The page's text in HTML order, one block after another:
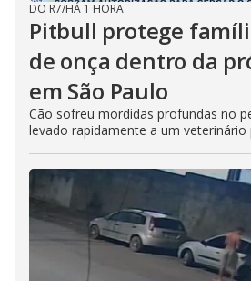
DO R7/HÁ 1 HORA
Pitbull protege
de onça dentro da
em São Paulo
Cão sofreu mordidas profundas no
levado rapidamente a um veterinário